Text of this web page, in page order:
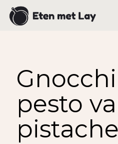
pesto
pistache